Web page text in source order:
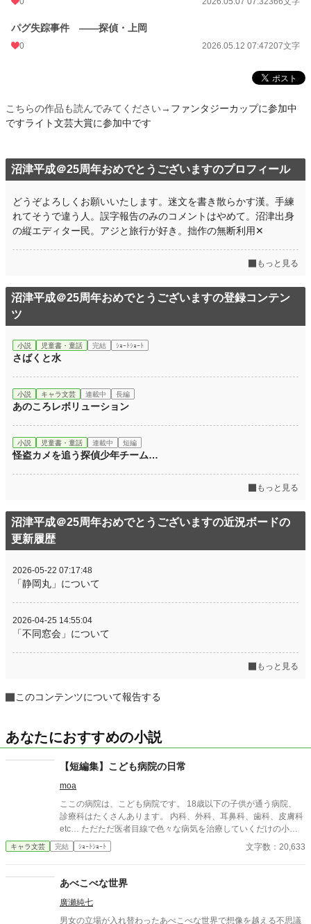
パグ失踪事件 ——探偵・上岡
0 2026.05.12 07:47207文字
こちらの作品も読んでみてください→ ファンタジーカップに参加中
ですライト文芸大賞に参加中です
沼津平成＠25周年おめでとうございますのプロフィール
どうぞよろしくお願いいたします。迷文を書き散らかす漢。手練
れてそうで違う人。誤字報告のみのコメントはやめて。沼津出身
の縦エディター民。アジと旅行が好き。拙作の無断利用✕
もっと見る
沼津平成＠25周年おめでとうございますの登録コンテン
ツ
小説 児童書・童話 完結 ｼｮｰﾄｼｮｰﾄ
さばくと水
小説 キャラ文芸 連載中 長編
あのころレボリューション
小説 児童書・童話 連載中 短編
怪盗カメを追う探偵少年チーム…
もっと見る
沼津平成＠25周年おめでとうございますの近況ボードの
更新履歴
2026-05-22 07:17:48
「静岡丸」について
2026-04-25 14:55:04
「不同窓会」について
もっと見る
このコンテンツについて報告する
あなたにおすすめの小説
【短編集】こども病院の日常
moa
ここの病院は、こども病院です。 18歳以下の子供が通う病院、
診療科はたくさんあります。 内科、外科、耳鼻科、歯科、皮膚科
etc… ただただ医者目線で色々な病気を治療していくだけの小説
です。 恋愛要素などは一切ありません。 密着病院24時！的な感
じです。 人物像などは表記していない為、読者様のご想像にお任
ください。 歯科以外の医療知識はそこまで詳しくないのですみま
せんがご了承ください。
キャラ文芸 完結 ｼｮｰﾄｼｮｰﾄ 文字数：20,633
あべこべな世界
廣瀬純七
男女の立場が入れ替わったあべこべな世界で想像を越える不思議